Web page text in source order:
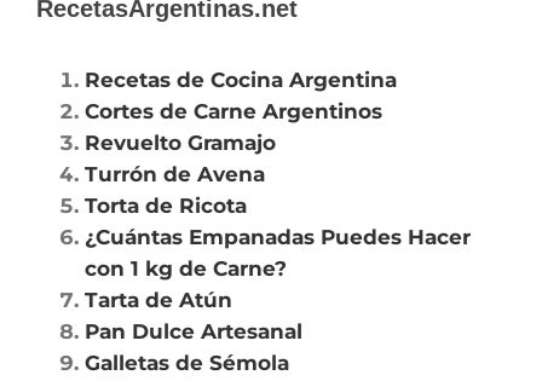
RecetasArgentinas.net
Recetas de Cocina Argentina
Cortes de Carne Argentinos
Revuelto Gramajo
Turrón de Avena
Torta de Ricota
¿Cuántas Empanadas Puedes Hacer
con 1 kg de Carne?
Tarta de Atún
Pan Dulce Artesanal
Galletas de Sémola